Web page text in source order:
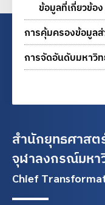
ข้อมูลที่เกี่ยวข้อ
การคุ้มครองข้อมูล
การจัดอันดับมหาวิท
สำนักยุทธศาสต
จุฬาลงกรณ์มหา
Chief